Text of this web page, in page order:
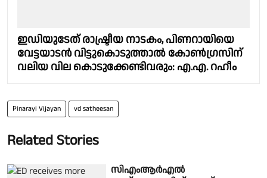
ഇഡിയുടേത് രാഷ്ട്രീയ നാടകം, പിണറായിയെ
വേട്ടയാടന്‍ വിട്ടുകൊടുത്താല്‍ കോണ്‍ഗ്രസിന്
വലിയ വില കൊടുക്കേണ്ടിവരും: എ.എ. റഹീം
Pinarayi Vijayan vd satheesan
Related Stories
സിഎംആർഎൽ